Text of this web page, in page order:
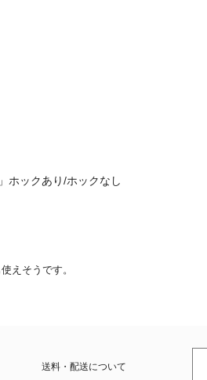
ホックあり/ホックなし
えそうです。
送料・配送について